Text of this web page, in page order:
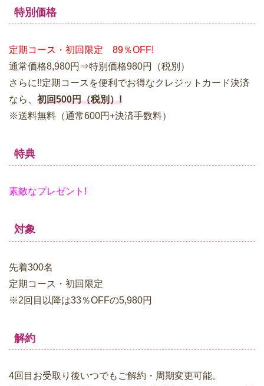
特別価格
定期コース・初回限定 89％OFF!
通常価格8,980円⇒特別価格980円（税別）
さらに!!定期コースを便利でお得なクレジットカード決済
なら、 初回500円（税別）!
※送料無料（通常600円+決済手数料）
特典
素敵なプレゼント!
対象
先着300名
定期コース・初回限定
※2回目以降は33％OFFの5,980円
解約
4回目お受取り後いつでもご解約・周期変更可能。